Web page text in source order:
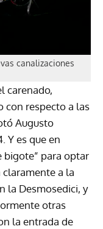
canalizaciones
carenado,
con respecto a las
Augusto
Y es que en
bigote” para optar
a la
la Desmosedici, y
otras
la entrada de